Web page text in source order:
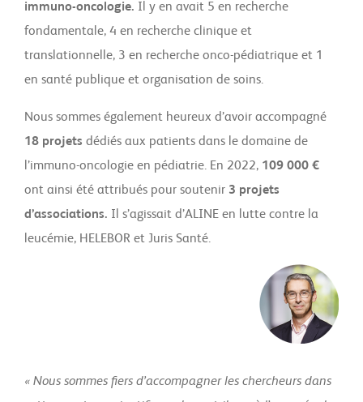
immuno-oncologie. Il y en avait 5 en recherche
fondamentale, 4 en recherche clinique et
translationnelle, 3 en recherche onco-pédiatrique et 1
en santé publique et organisation de soins.
Nous sommes également heureux d’avoir accompagné
18 projets dédiés aux patients dans le domaine de
l’immuno-oncologie en pédiatrie. En 2022, 109 000 €
ont ainsi été attribués pour soutenir 3 projets
d’associations. Il s’agissait d’ALINE en lutte contre la
leucémie, HELEBOR et Juris Santé.
« Nous sommes fiers d’accompagner les chercheurs dans